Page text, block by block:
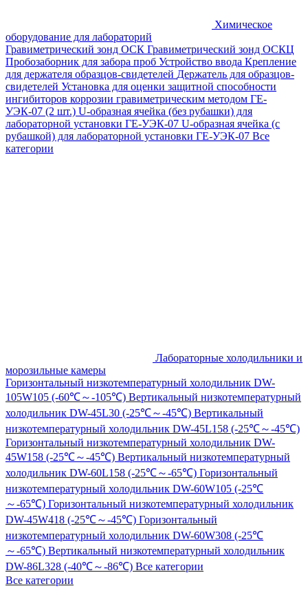
Химическое
оборудование для лабораторий
Гравиметрический зонд ОСК Гравиметрический зонд ОСКЦ
Пробозаборник для забора проб Устройство ввода Крепление
для держателя образцов-свидетелей Держатель для образцов-
свидетелей Установка для оценки защитной способности
ингибиторов коррозии гравиметрическим методом ГЕ-
УЭК-07 (2 шт.) U-образная ячейка (без рубашки) для
лабораторной установки ГЕ-УЭК-07 U-образная ячейка (с
рубашкой) для лабораторной установки ГЕ-УЭК-07 Все
категории
Лабораторные холодильники и
морозильные камеры
Горизонтальный низкотемпературный холодильник DW-
105W105 (-60℃～-105℃) Вертикальный низкотемпературный
холодильник DW-45L30 (-25℃～-45℃) Вертикальный
низкотемпературный холодильник DW-45L158 (-25℃～-45℃)
Горизонтальный низкотемпературный холодильник DW-
45W158 (-25℃～-45℃) Вертикальный низкотемпературный
холодильник DW-60L158 (-25℃～-65℃) Горизонтальный
низкотемпературный холодильник DW-60W105 (-25℃
～-65℃) Горизонтальный низкотемпературный холодильник
DW-45W418 (-25℃～-45℃) Горизонтальный
низкотемпературный холодильник DW-60W308 (-25℃
～-65℃) Вертикальный низкотемпературный холодильник
DW-86L328 (-40℃～-86℃) Все категории
Все категории